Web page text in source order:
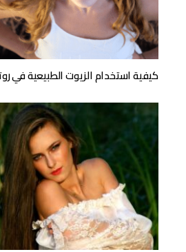
كيفية استخدام الزيوت الطبيعية في